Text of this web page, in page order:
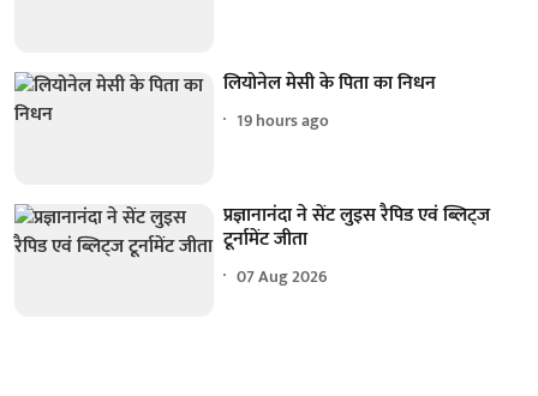
लियोनेल मेसी के पिता का निधन
19 hours ago
प्रज्ञानानंदा ने सेंट लुइस रैपिड एवं ब्लिट्ज
टूर्नामेंट जीता
07 Aug 2026